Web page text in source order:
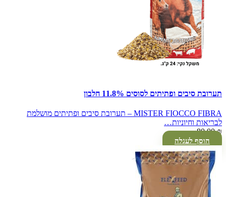
תערובת סיבים ופתיתים לסוסים 11.8% חלבון
MISTER FIOCCO FIBRA – תערובת סיבים ופתיתים מושלמת
לבריאות וחיוניות…
80.00₪
הוסף לעגלה